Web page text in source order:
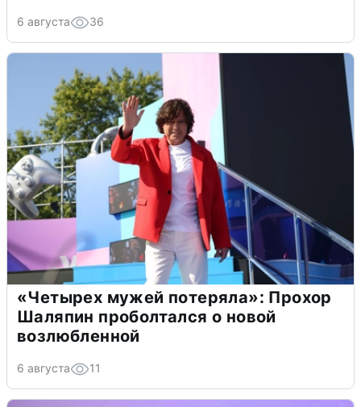
6 августа 36
«Четырех мужей потеряла»: Прохор
Шаляпин проболтался о новой
возлюбленной
6 августа 11